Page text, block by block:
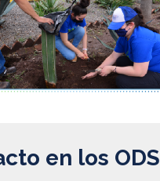
en los ODS